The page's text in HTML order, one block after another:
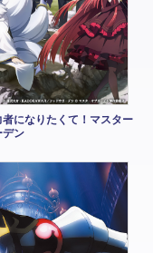
者になりたくて！マスター
デン